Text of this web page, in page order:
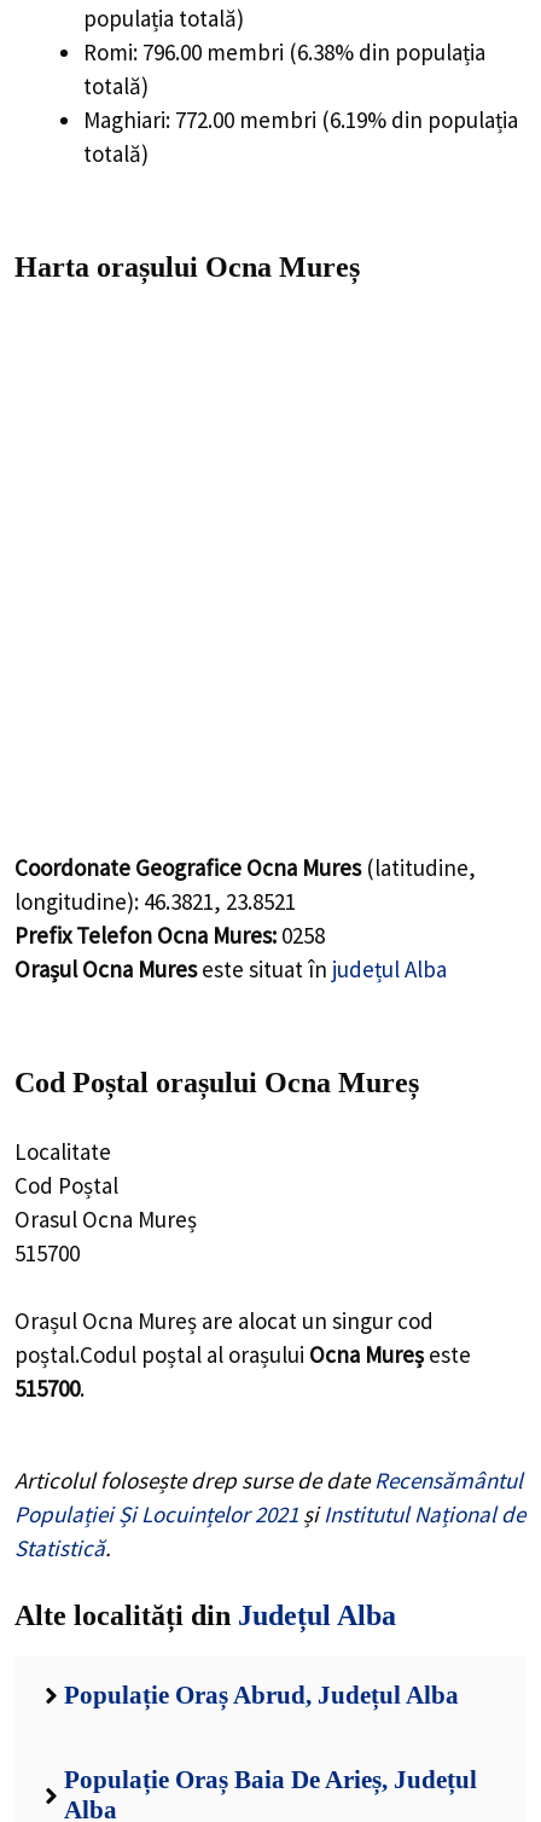
populația totală)
Romi: 796.00 membri (6.38% din populația
totală)
Maghiari: 772.00 membri (6.19% din populația
totală)
Harta orașului Ocna Mureș
Coordonate Geografice Ocna Mures(latitudine,
longitudine): 46.3821, 23.8521
Prefix Telefon Ocna Mures: 0258
Orașul Ocna Mureseste situat în județul Alba
Cod Poștal orașului Ocna Mureș
Localitate
Cod Poștal
Orasul Ocna Mureș
515700
Orașul Ocna Mureș are alocat un singur cod
poștal.Codul poștal al orașului Ocna Mureș este
515700.
Articolul folosește drep surse de dateRecensământul
Populației Și Locuințelor 2021 șiInstitutul Național de
Statistică.
Alte localități din Județul Alba
Populație Oraș Abrud, Județul Alba
Populație Oraș Baia De Arieș, Județul
Alba